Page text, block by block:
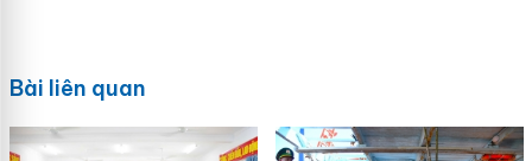
Bài liên quan